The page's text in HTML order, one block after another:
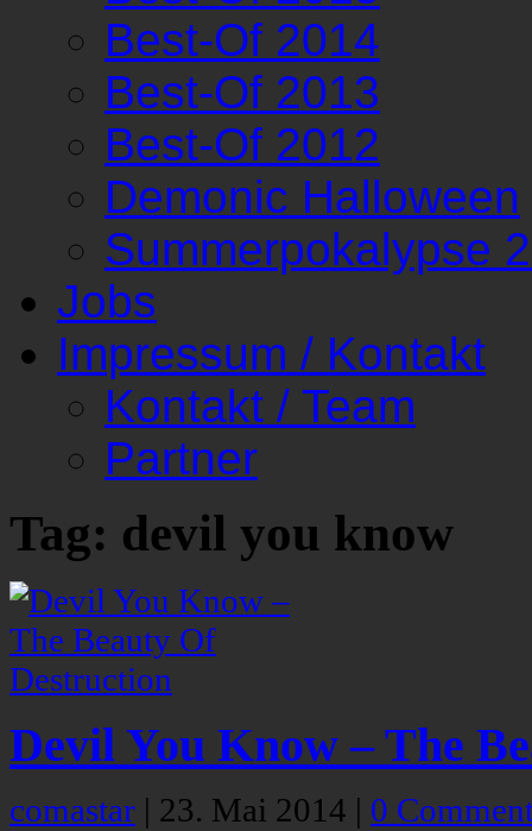
Best-Of 2014
Best-Of 2013
Best-Of 2012
Demonic Halloween
Summerpokalypse
Jobs
Impressum / Kontakt
Kontakt / Team
Partner
Tag: devil you know
Devil You Know – The
comastar | 23. Mai 2014 | 0